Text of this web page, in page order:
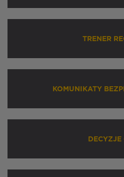
TRENER
KOMUNIKATY
DECYZJE